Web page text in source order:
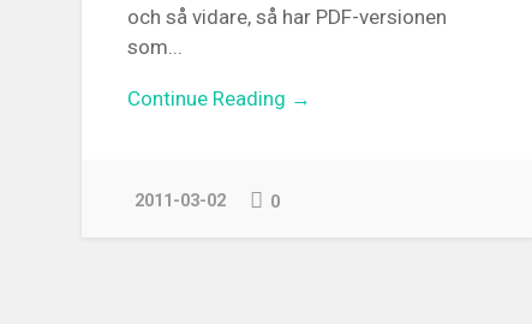
och så vidare, så har PDF-versionen
som...
Continue Reading →
2011-03-02 0